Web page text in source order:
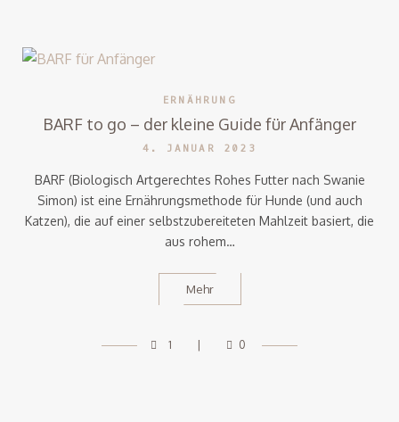
ERNÄHRUNG
BARF to go – der kleine Guide für Anfänger
4. JANUAR 2023
BARF (Biologisch Artgerechtes Rohes Futter nach Swanie
Simon) ist eine Ernährungsmethode für Hunde (und auch
Katzen), die auf einer selbstzubereiteten Mahlzeit basiert, die
aus rohem…
Mehr
1 0